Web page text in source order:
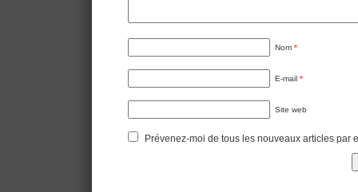
Nom *
E-mail *
Site web
Prévenez-moi de tous les nouveaux articles par